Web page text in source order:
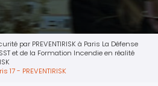
par PREVENTIRISK à Paris La Défense
et de la Formation Incendie en réalité
- PREVENTIRISK